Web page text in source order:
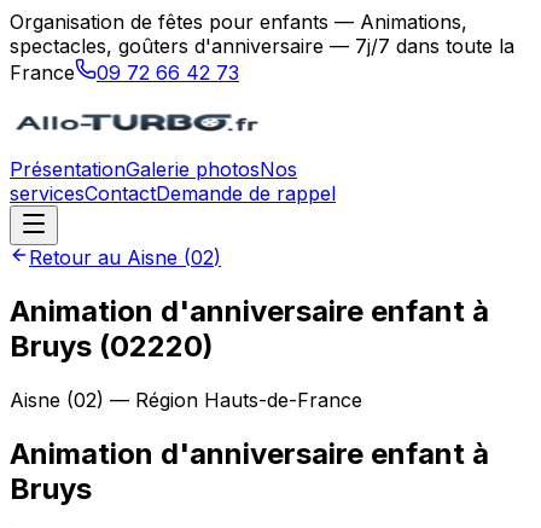
Organisation de fêtes pour enfants — Animations,
spectacles, goûters d'anniversaire — 7j/7 dans toute la
France
09 72 66 42 73
PrésentationGalerie photosNos
servicesContactDemande de rappel
Retour au Aisne (02)
Animation d'anniversaire enfant à
Bruys (02220)
Aisne (02) — Région Hauts-de-France
Animation d'anniversaire enfant à
Bruys